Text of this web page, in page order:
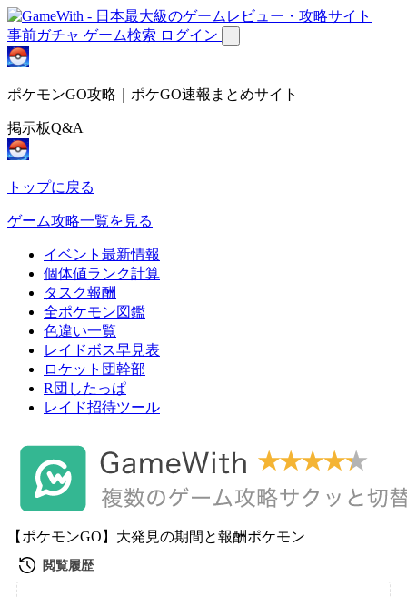
事前ガチャ ゲーム検索 ログイン
ポケモンGO攻略｜ポケGO速報まとめサイト
掲示板Q&A
トップに戻る
ゲーム攻略一覧を見る
イベント最新情報
個体値ランク計算
タスク報酬
全ポケモン図鑑
色違い一覧
レイドボス早見表
ロケット団幹部
R団したっぱ
レイド招待ツール
【ポケモンGO】大発見の期間と報酬ポケモン